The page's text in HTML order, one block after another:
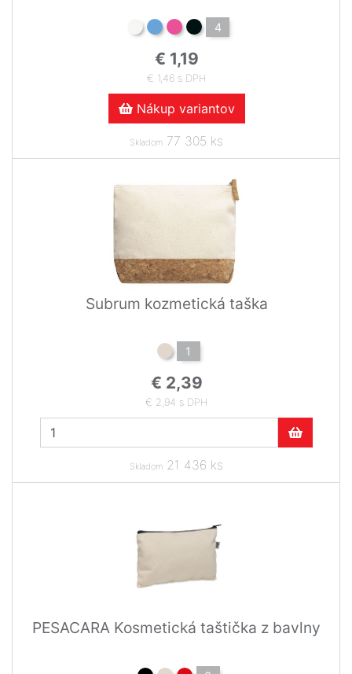
4
€ 1,19
€ 1,46 s DPH
Nákup variantov
Skladom 77 305 ks
Subrum kozmetická taška
1
€ 2,39
€ 2,94 s DPH
Skladom 21 436 ks
PESACARA Kosmetická taštička z bavlny